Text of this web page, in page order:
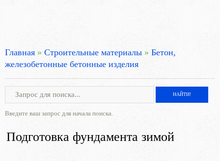
Главная » Строительные материалы » Бетон,
железобетонные бетонные изделия
Введите ваш запрос для начала поиска.
Подготовка фундамента зимой